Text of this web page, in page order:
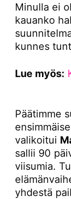
Minulla ei
kauanko
kunnes
Lue myös:
Päätimme
valikoitui
sallii 90
viisumia.
yhdestä